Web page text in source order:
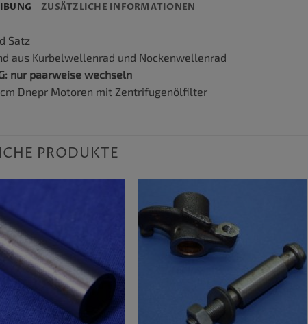
ZUSÄTZLICHE INFORMATIONEN
Satz
aus Kurbelwellenrad und Nockenwellenrad
nur paarweise wechseln
Dnepr Motoren mit Zentrifugenölfilter
PRODUKTE